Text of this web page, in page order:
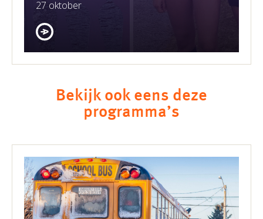
27 oktober
Bekijk ook eens deze
programma’s